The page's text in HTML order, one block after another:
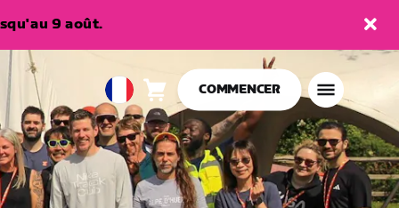
9 août.
European
Union
Français
Panier 0
article
COMMENCER